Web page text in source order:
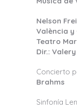
Nelson
València y
Teatro
Dir.:
Concierto
Brahms
Sinfonía